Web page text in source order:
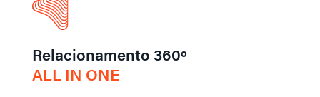
Relacionamento 360º
ALL IN ONE